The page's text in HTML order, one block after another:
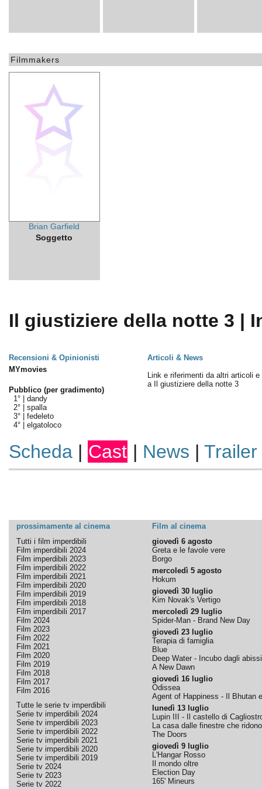
Filmmakers
Brian Garfield
Soggetto
Il giustiziere della notte 3 |
Recensioni & Opinionisti
Articoli & News
MYmovies
Pubblico (per gradimento)
1° | dandy
2° | spalla
3° | fedeleto
4° | elgatoloco
Link e riferimenti da altri articoli e
a Il giustiziere della notte 3
Scheda| Cast | News | Trailer
prossimamente al cinema
Film al cinema
Tutti i film imperdibili
Film imperdibili 2024
Film imperdibili 2023
Film imperdibili 2022
Film imperdibili 2021
Film imperdibili 2020
Film imperdibili 2019
Film imperdibili 2018
Film imperdibili 2017
Film 2024
Film 2023
Film 2022
Film 2021
Film 2020
Film 2019
Film 2018
Film 2017
Film 2016
Tutte le serie tv imperdibili
Serie tv imperdibili 2024
Serie tv imperdibili 2023
Serie tv imperdibili 2022
Serie tv imperdibili 2021
Serie tv imperdibili 2020
Serie tv imperdibili 2019
Serie tv 2024
Serie tv 2023
Serie tv 2022
giovedì 6 agosto
Greta e le favole vere
Borgo
mercoledì 5 agosto
Hokum
giovedì 30 luglio
Kim Novak's Vertigo
mercoledì 29 luglio
Spider-Man - Brand New Day
giovedì 23 luglio
Terapia di famiglia
Blue
Deep Water - Incubo dagli abissi
A New Dawn
giovedì 16 luglio
Odissea
Agent of Happiness - Il Bhutan
lunedì 13 luglio
Lupin III - Il castello di
La casa dalle finestre che ridono
The Doors
giovedì 9 luglio
L'Hangar Rosso
Il mondo oltre
Election Day
165' Mineurs